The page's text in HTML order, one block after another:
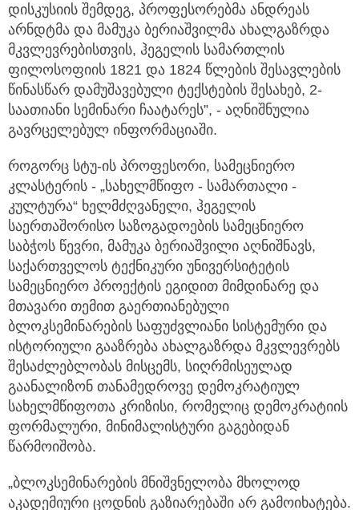
დისკუსიის შემდეგ, პროფესორებმა ანდრეას
არნდტმა და მამუკა ბერიაშვილმა ახალგაზრდა
მკვლევრებისთვის, ჰეგელის სამართლის
ფილოსოფიის 1821 და 1824 წლების შესავლების
წინასწარ დამუშავებული ტექსტების შესახებ, 2-
საათიანი სემინარი ჩაატარეს”, - აღნიშნულია
გავრცელებულ ინფორმაციაში.
როგორც სტუ-ის პროფესორი, სამეცნიერო
კლასტერის - „სახელმწიფო - სამართალი -
კულტურა“ ხელმძღვანელი, ჰეგელის
საერთაშორისო საზოგადოების სამეცნიერო
საბჭოს წევრი, მამუკა ბერიაშვილი აღნიშნავს,
საქართველოს ტექნიკური უნივერსიტეტის
სამეცნიერო პროექტის ეგიდით მიმდინარე და
მთავარი თემით გაერთიანებული
ბლოკსემინარების საფუძვლიანი სისტემური და
ისტორიული გააზრება ახალგაზრდა მკვლევრებს
შესაძლებლობას მისცემს, სიღრმისეულად
გაანალიზონ თანამედროვე დემოკრატიულ
სახელმწიფოთა კრიზისი, რომელიც დემოკრატიის
ფორმალური, მინიმალისტური გაგებიდან
წარმოიშობა.
„ბლოკსემინარების მნიშვნელობა მხოლოდ
აკადემიური ცოდნის გაზიარებაში არ გამოიხატება.